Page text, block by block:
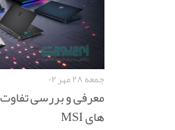
جمعه ۲۸ مهر ۰۲
معرفی و بررسی
های MSI